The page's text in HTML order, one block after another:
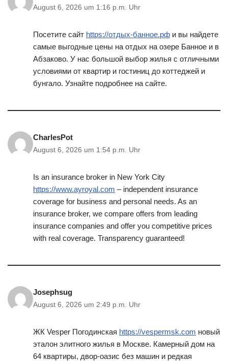
August 6, 2026 um 1:16 p.m. Uhr
Посетите сайт https://отдых-банное.рф и вы найдете
самые выгодные цены на отдых на озере Банное и в
Абзаково. У нас большой выбор жилья с отличными
условиями от квартир и гостиниц до коттеджей и
бунгало. Узнайте подробнее на сайте.
CharlesPot
August 6, 2026 um 1:54 p.m. Uhr
Is an insurance broker in New York City
https://www.ayroyal.com – independent insurance
coverage for business and personal needs. As an
insurance broker, we compare offers from leading
insurance companies and offer you competitive prices
with real coverage. Transparency guaranteed!
Josephsug
August 6, 2026 um 2:49 p.m. Uhr
ЖК Vesper Погодинская https://vespermsk.com новый
эталон элитного жилья в Москве. Камерный дом на
64 квартиры, двор-оазис без машин и редкая